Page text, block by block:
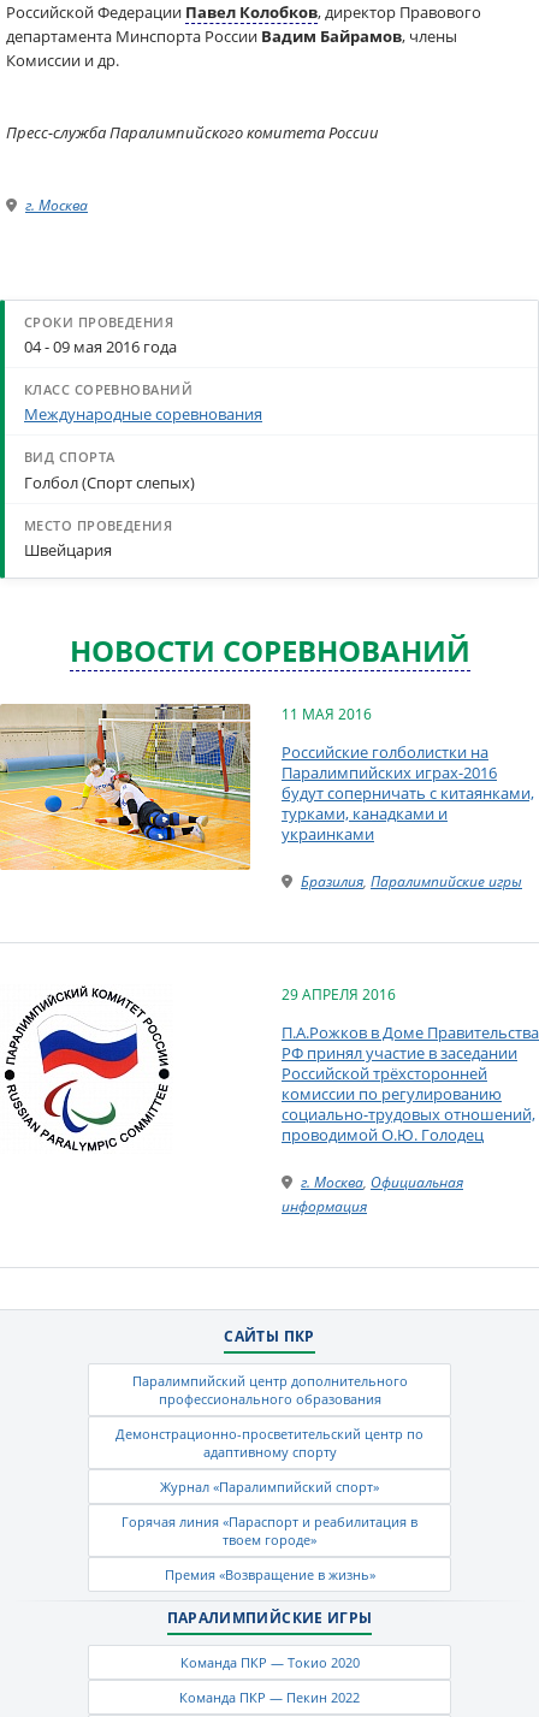
Российской Федерации Павел Колобков, директор Правового
департамента Минспорта России Вадим Байрамов, члены
Комиссии и др.
Пресс-служба Паралимпийского комитета России
г. Москва
04 - 09 мая 2016 года
Международные соревнования
Голбол (Спорт слепых)
Швейцария
НОВОСТИ СОРЕВНОВАНИЙ
11 МАЯ 2016
Российские голболистки на
Паралимпийских играх-2016
будут соперничать с китаянками,
турками, канадками и
украинками
Бразилия, Паралимпийские игры
29 АПРЕЛЯ 2016
П.А.Рожков в Доме Правительства
РФ принял участие в заседании
Российской трёхсторонней
комиссии по регулированию
социально-трудовых отношений,
проводимой О.Ю. Голодец
г. Москва, Официальная
информация
САЙТЫ ПКР
Паралимпийский центр дополнительного
профессионального образования
Демонстрационно-просветительский центр по
адаптивному спорту
Журнал «Паралимпийский спорт»
Горячая линия «Параспорт и реабилитация в
твоем городе»
Премия «Возвращение в жизнь»
ПАРАЛИМПИЙСКИЕ ИГРЫ
Команда ПКР — Токио 2020
Команда ПКР — Пекин 2022